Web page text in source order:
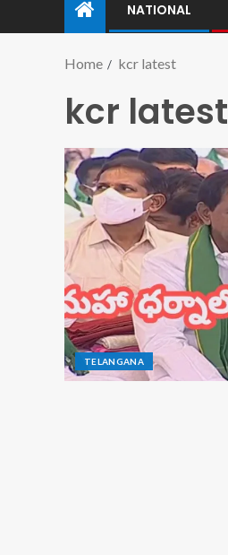
NATIONAL
Home kcr latest
kcr latest
TELANGANA